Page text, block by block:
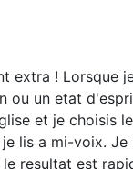
extra ! Lorsque
ou un etat
et je choisis
lis a mi-voix. Je
resultat est